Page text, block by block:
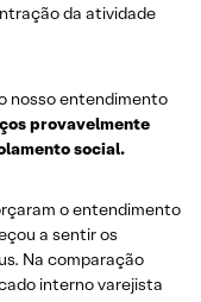
da atividade
nosso entendimento
provavelmente
social.
o entendimento
a sentir os
Na comparação
interno varejista